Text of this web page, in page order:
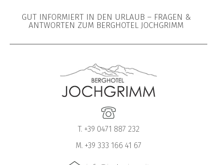
GUT INFORMIERT IN DEN URLAUB – FRAGEN &
ANTWORTEN ZUM BERGHOTEL JOCHGRIMM
T. +39 0471 887 232
M. +39 333 166 41 67